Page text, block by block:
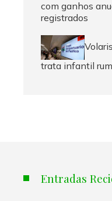
com ganhos
registrados
trata infantil
Entradas